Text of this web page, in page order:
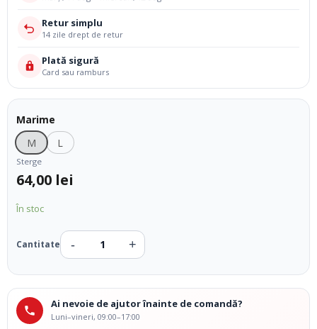
Retur simplu
14 zile drept de retur
Plată sigură
Card sau ramburs
Marime
M
L
Sterge
64,00 lei
În stoc
Ai nevoie de ajutor înainte de comandă?
Luni–vineri, 09:00–17:00